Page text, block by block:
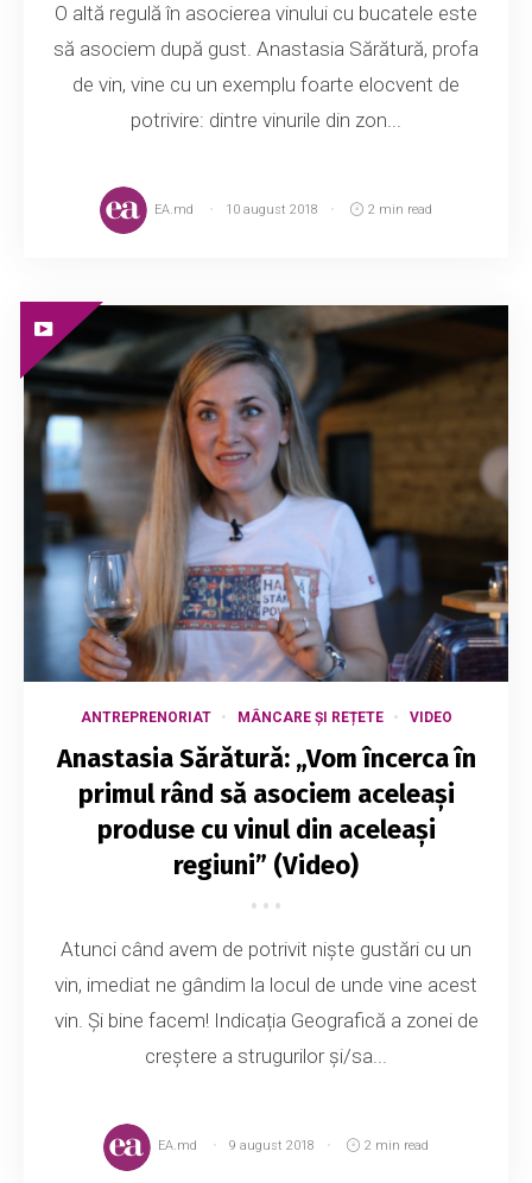
O altă regulă în asocierea vinului cu bucatele este
să asociem după gust. Anastasia Sărătură, profa
de vin, vine cu un exemplu foarte elocvent de
potrivire: dintre vinurile din zon...
EA.md 10 august 2018 2 min read
ANTREPRENORIAT MÂNCARE ȘI REȚETE VIDEO
Anastasia Sărătură: „Vom încerca în
primul rând să asociem aceleași
produse cu vinul din aceleași
regiuni” (Video)
Atunci când avem de potrivit niște gustări cu un
vin, imediat ne gândim la locul de unde vine acest
vin. Și bine facem! Indicația Geografică a zonei de
creștere a strugurilor și/sa...
EA.md 9 august 2018 2 min read